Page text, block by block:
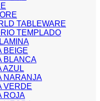
TABLEWARE
TEMPLADO
BEIGE
BLANCA
AZUL
NARANJA
VERDE
ROJA